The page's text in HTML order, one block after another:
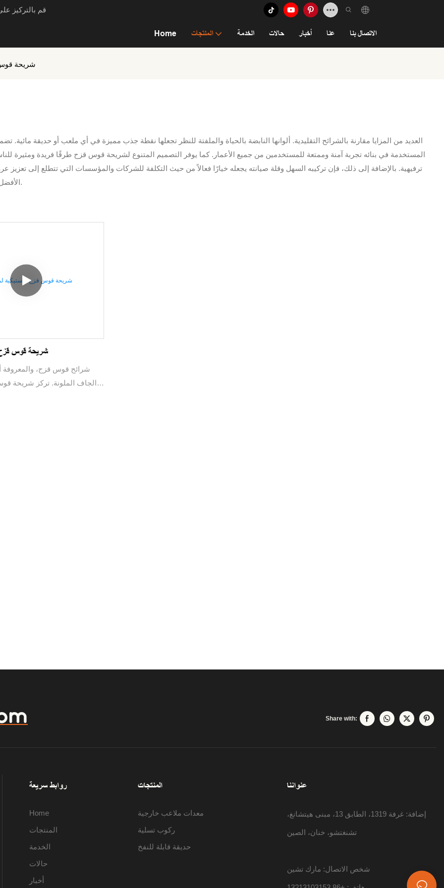
قم بالتركيز
Home المنتجات الخدمة حالات أخبار عنا الاتصال بنا
شريحة
المستخدمة في بنائه تجربة آمنة وممتعة للمستخدمين من جميع الأعمار. كما يوفر التصميم المتنوع لشريحة قوس قزح طرقًا فريدة ومثيرة
ترفيهية. بالإضافة إلى ذلك، فإن تركيبه السهل وقلة صيانته يجعله خيارًا فعالاً من حيث التكلفة للشركات والمؤسسات التي تتطلع إلى تعزيز
الأفضل لأولئك الذين يسعون إلى إضافة شريحة ديناميكية وجذابة إلى مساحتهم.
شريحة قوس قزح
شرائح قوس قزح، والمعروفة
الجاف الملونة. تركز شريحة
Share with:
روابط سريعة
Home
المنتجات
الخدمة
حالات
أخبار
المنتجات
معدات ملاعب خارجية
ركوب تسلية
حديقة قابلة للنفخ
عنواننا
إضافة: غرفة 1319، الطابق 13، مبنى هيتشانغ،
تشنغتشو، خنان، الصين
شخص الاتصال: مارك تشين